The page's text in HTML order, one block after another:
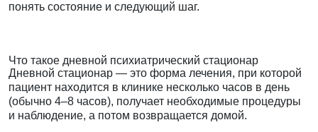
понять состояние и следующий шаг.
Что такое дневной психиатрический стационар
Дневной стационар — это форма лечения, при которой
пациент находится в клинике несколько часов в день
(обычно 4–8 часов), получает необходимые процедуры
и наблюдение, а потом возвращается домой.